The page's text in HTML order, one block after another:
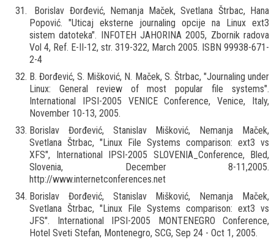
Borislav Đorđević, Nemanja Maček, Svetlana Štrbac, Hana
Popović. "Uticaj eksterne journaling opcije na Linux ext3
sistem datoteka". INFOTEH JAHORINA 2005, Zbornik radova
Vol 4, Ref. E-II-12, str. 319-322, March 2005. ISBN 99938-671-
2-4
B. Đorđević, S. Mišković, N. Maček, S. Štrbac, "Journaling under
Linux: General review of most popular file systems".
International IPSI-2005 VENICE Conference, Venice, Italy,
November 10-13, 2005.
Borislav Đorđević, Stanislav Mišković, Nemanja Maček,
Svetlana Štrbac, "Linux File Systems comparison: ext3 vs
XFS", International IPSI-2005 SLOVENIA_Conference, Bled,
Slovenia, December 8-11,2005.
http://www.internetconferences.net
Borislav Đorđević, Stanislav Mišković, Nemanja Maček,
Svetlana Štrbac, "Linux File Systems comparison: ext3 vs
JFS". International IPSI-2005 MONTENEGRO Conference,
Hotel Sveti Stefan, Montenegro, SCG, Sep 24 - Oct 1, 2005.